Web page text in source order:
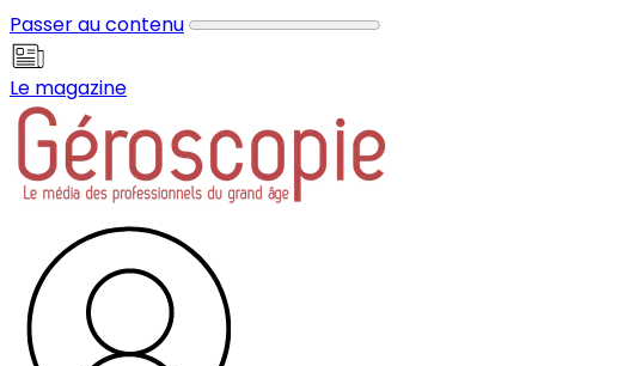
Passer au contenu
Le magazine
Panneau de gestion des cookies